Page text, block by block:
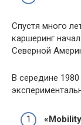
Спустя много
каршеринг
Северной
В середине